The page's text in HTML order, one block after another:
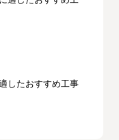
したおすすめ工事